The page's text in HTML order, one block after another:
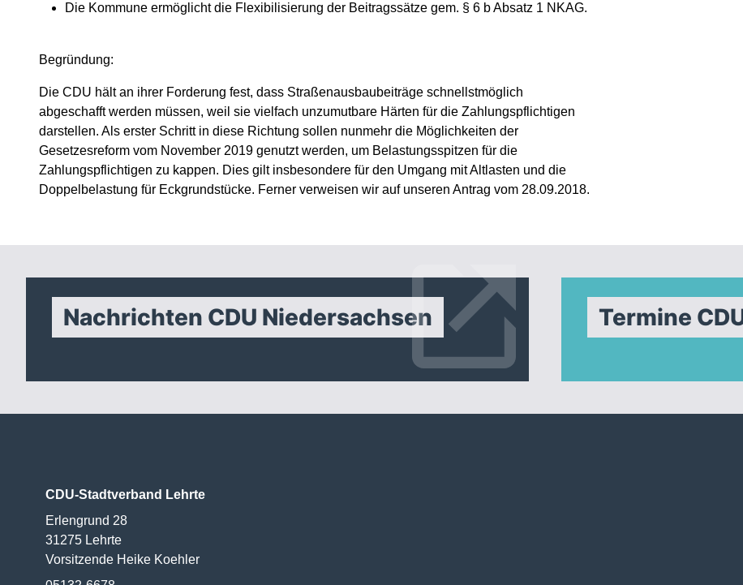
Die Kommune ermöglicht die Flexibilisierung der Beitragssätze gem. § 6 b Absatz 1 NKAG.
Begründung:
Die CDU hält an ihrer Forderung fest, dass Straßenausbaubeiträge schnellstmöglich
abgeschafft werden müssen, weil sie vielfach unzumutbare Härten für die Zahlungspflichtigen
darstellen. Als erster Schritt in diese Richtung sollen nunmehr die Möglichkeiten der
Gesetzesreform vom November 2019 genutzt werden, um Belastungsspitzen für die
Zahlungspflichtigen zu kappen. Dies gilt insbesondere für den Umgang mit Altlasten und die
Doppelbelastung für Eckgrundstücke. Ferner verweisen wir auf unseren Antrag vom 28.09.2018.
Nachrichten CDU Niedersachsen Termine
CDU-Stadtverband Lehrte
Erlengrund 28
31275 Lehrte
Vorsitzende Heike Koehler